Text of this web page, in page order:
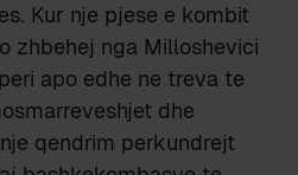
Kur nje pjese e kombit
zhbehej nga Milloshevici
apo edhe ne treva te
dhe
qendrim perkundrejt